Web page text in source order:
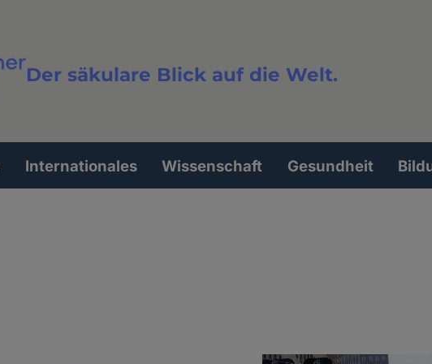
Der säkulare Blick auf die Welt.
Volltextsuche
Internationales Wissenschaft Gesundheit